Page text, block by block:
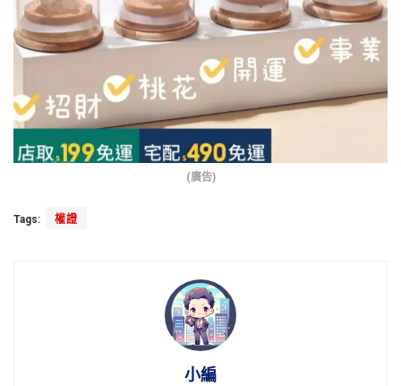
(廣告)
Tags: 權證
小編